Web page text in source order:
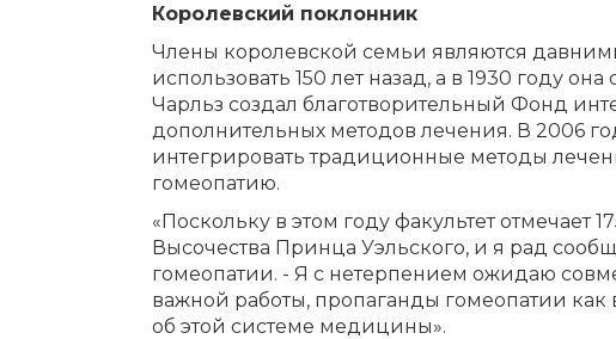
Королевский поклонник
Члены королевской семьи являются
использовать 150 лет назад, а в 1930 году
Чарльз создал благотворительный Фонд
дополнительных методов лечения. В 2006
интегрировать традиционные методы
гомеопатию.
«Поскольку в этом году факультет отмечает
Высочества Принца Уэльского, и я рад
гомеопатии. - Я с нетерпением ожидаю
важной работы, пропаганды гомеопатии
об этой системе медицины».